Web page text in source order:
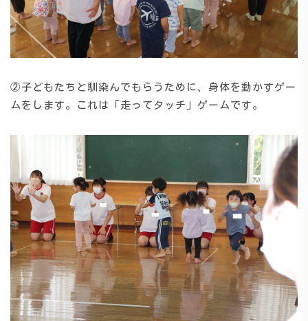
②子どもたちと馴染んでもらうために、身体を動かすゲー
ムをします。これは「走ってタッチ」ゲームです。